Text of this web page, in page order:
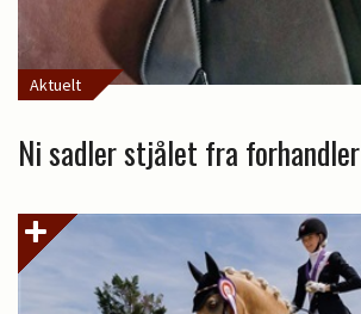
Aktuelt
Ni sadler stjålet fra forhandler